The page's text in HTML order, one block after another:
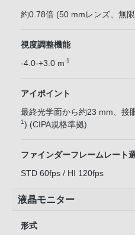
約0.78倍 (50 mmレンズ、無
視度調整機能
-4.0-+3.0 m-1
アイポイント
最終光学面から約23 mm、接
1) (CIPA規格準拠)
ファインダーフレームレート
STD 60fps / HI 120fps
液晶モニター
形式